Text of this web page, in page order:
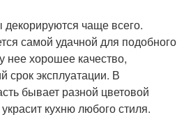
чаще всего.
самой удачной для подобного
нее хорошее качество,
срок эксплуатации. В
бывает разной цветовой
кухню любого стиля.